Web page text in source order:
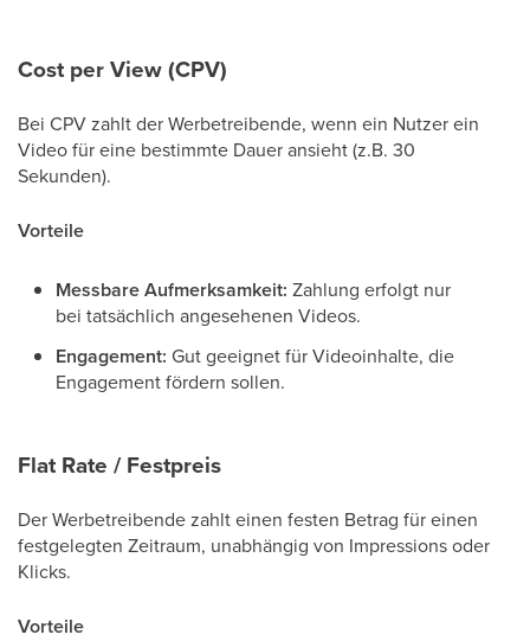
Cost per View (CPV)
Bei CPV zahlt der Werbetreibende, wenn ein Nutzer ein
Video für eine bestimmte Dauer ansieht (z.B. 30
Sekunden).
Vorteile
Messbare Aufmerksamkeit: Zahlung erfolgt nur
bei tatsächlich angesehenen Videos.
Engagement: Gut geeignet für Videoinhalte, die
Engagement fördern sollen.
Flat Rate / Festpreis
Der Werbetreibende zahlt einen festen Betrag für einen
festgelegten Zeitraum, unabhängig von Impressions oder
Klicks.
Vorteile